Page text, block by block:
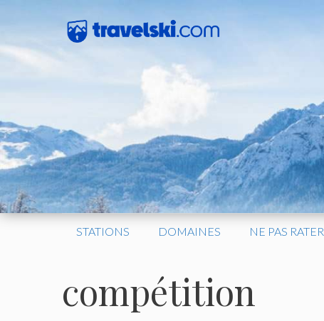
contenu
STATIONS DOMAINES NE PAS RATER
compétition